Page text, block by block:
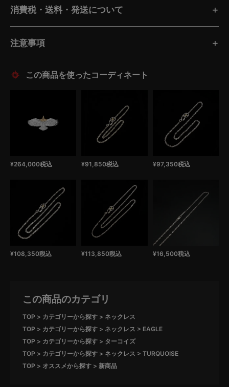
消費税・送料・発送について
注意事項
この商品を使ったコーディネート
¥264,000税込 ¥91,850税込 ¥97,350税込
¥108,350税込 ¥113,850税込 ¥16,500税込
この商品のカテゴリ
TOP カテゴリーから探す
ネックレス
TOP
カテゴリーから探す ネックレス
EAGLE
TOP
カテゴリーから探す
ターコイズ
TOP
カテゴリーから探す ネックレス
TURQUOISE
TOP
オススメから探す 新商品